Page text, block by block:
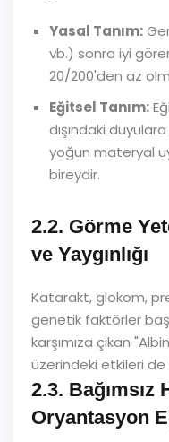
Yasal Tanım:
vb.) sonra iyi
20/200'den az
Eğitsel Tanım:
dışındaki
yoğun materyal
bireydir.
2.2. Görme
ve Yaygınlığı
Katarakt, glokom,
genetik faktörler
karşımıza çıkan
üzerindeki etkileri
2.3. Bağımsız
Oryantasyon